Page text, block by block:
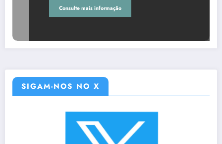
Consulte mais informação
SIGAM-NOS NO X